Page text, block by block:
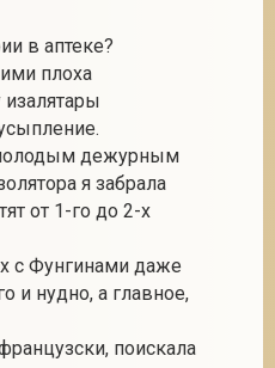
в аптеке?
плоха
изалятары
дежурным
я забрала
от 1-го до 2-х
с Фунгинами даже
и нудно, а главное,
поискала